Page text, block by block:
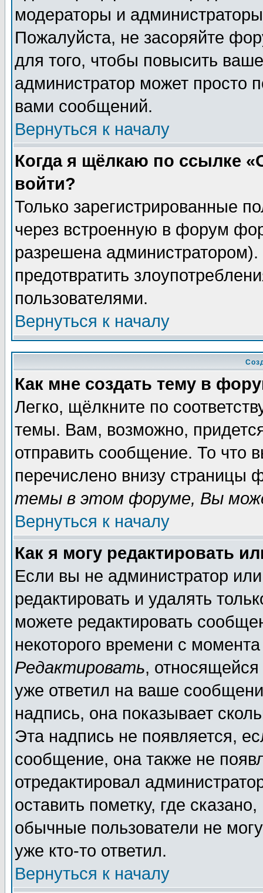
модераторы и
Пожалуйста, не засоряйте
для того, чтобы повысить
администратор может просто
вами сообщений.
Вернуться к началу
Когда я щёлкаю по ссылке
войти?
Только зарегистрированные
через встроенную в форум
разрешена
предотвратить
пользователями.
Вернуться к началу
Как мне создать тему в
Легко, щёлкните по
темы. Вам, возможно,
отправить сообщение. То что
перечислено внизу страницы
темы в этом форуме, Вы
Вернуться к началу
Как я могу редактировать
Если вы не администратор
редактировать и удалять
можете редактировать
некоторого времени с
Редактировать,
уже ответил на ваше
надпись, она показывает
Эта надпись не появляется,
сообщение, она также не
отредактировал
оставить пометку, где
обычные пользователи не
уже кто-то ответил.
Вернуться к началу